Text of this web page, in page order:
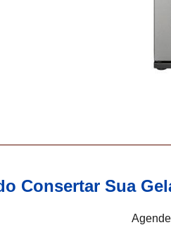
Consertar Sua